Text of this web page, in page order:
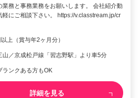
業務と事務業務をお願いします。 会社紹介動
軽にご相談下さい。 https://v.classtream.jp/cr
上（賞与年2ヶ月分）
山／京成松戸線「習志野駅」より車5分
ンクある方もOK
詳細を見る